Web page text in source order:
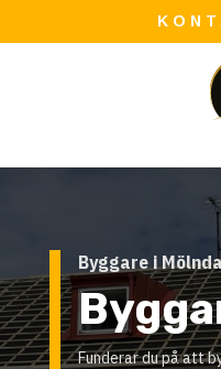
Byggare i
Funderar du på att